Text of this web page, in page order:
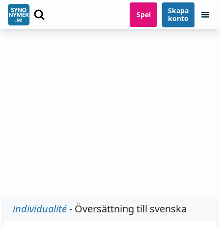
Spel
Skapa
konto
individualité- Översättning till svenska